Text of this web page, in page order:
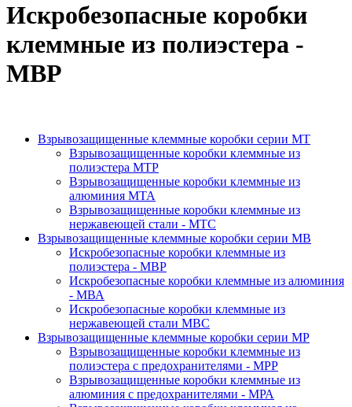
Искробезопасные коробки
клеммные из полиэстера -
МВР
Взрывозащищенные клеммные коробки серии MT
Взрывозащищенные коробки клеммные из
полиэстера МТР
Взрывозащищенные коробки клеммные из
алюминия МТА
Взрывозащищенные коробки клеммные из
нержавеющей стали - МТС
Взрывозащищенные клеммные коробки серии MB
Искробезопасные коробки клеммные из
полиэстера - МВР
Искробезопасные коробки клеммные из алюминия
- МВА
Искробезопасные коробки клеммные из
нержавеющей стали МВС
Взрывозащищенные клеммные коробки серии MP
Взрывозащищенные коробки клеммные из
полиэстера с предохранителями - МРР
Взрывозащищенные коробки клеммные из
алюминия с предохранителями - МРА